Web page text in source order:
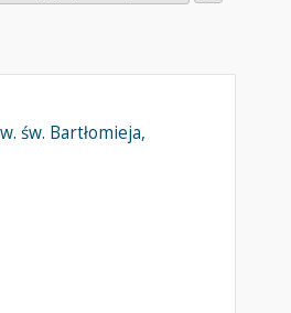
św. Bartłomieja,